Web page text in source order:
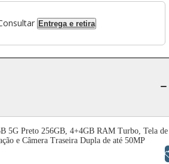
Entrega e retira
5G Preto 256GB, 4+4GB RAM Turbo, Tela de
e Câmera Traseira Dupla de até 50MP